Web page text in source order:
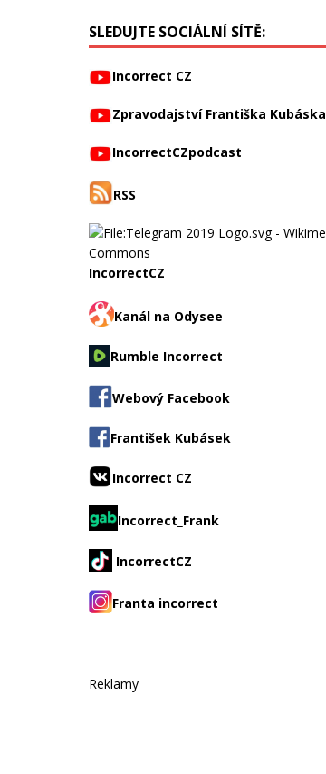
SLEDUJTE SOCIÁLNÍ SÍTĚ:
Incorrect CZ
Zpravodajství Františka Kubáska
IncorrectCZpodcast
RSS
IncorrectCZ
Kanál na Odysee
Rumble Incorrect
Webový Facebook
František Kubásek
Incorrect CZ
Incorrect_Frank
IncorrectCZ
Franta incorrect
Reklamy